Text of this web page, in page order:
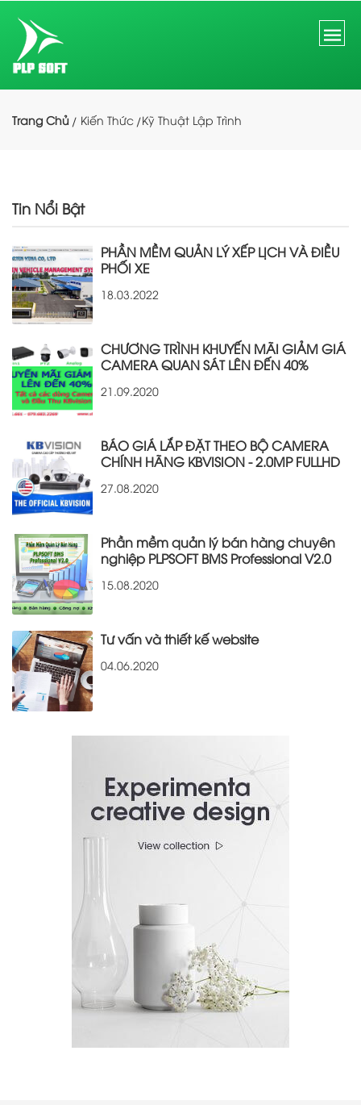
Trang Chủ Kiến Thức Kỹ Thuật Lập Trình
Tin Nổi Bật
PHẦN MỀM QUẢN LÝ XẾP LỊCH VÀ ĐIỀU
PHỐI XE
18.03.2022
CHƯƠNG TRÌNH KHUYẾN MÃI GIẢM GIÁ
CAMERA QUAN SÁT LÊN ĐẾN 40%
21.09.2020
BÁO GIÁ LẮP ĐẶT THEO BỘ CAMERA
CHÍNH HÃNG KBVISION - 2.0MP FULLHD
27.08.2020
Phần mềm quản lý bán hàng chuyên
nghiệp PLPSOFT BMS Professional V2.0
15.08.2020
Tư vấn và thiết kế website
04.06.2020